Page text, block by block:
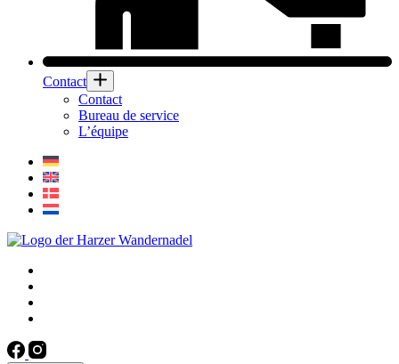
Contact
Contact
Bureau de service
L’équipe